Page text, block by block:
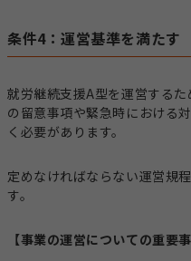
条件4：運営基準を満たす
就労継続支援A型を運営する
の留意事項や緊急時における
く必要があります。
定めなければならない運営規
す。
【事業の運営についての重要